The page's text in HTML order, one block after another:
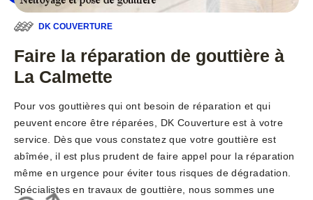
DK COUVERTURE
Faire la réparation de gouttière à
La Calmette
Pour vos gouttières qui ont besoin de réparation et qui
peuvent encore être réparées, DK Couverture est à votre
service. Dès que vous constatez que votre gouttière est
abîmée, il est plus prudent de faire appel pour la réparation
même en urgence pour éviter tous risques de dégradation.
Spécialistes en travaux de gouttière, nous sommes une